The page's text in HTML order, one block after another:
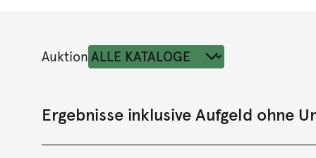
Auktion
Ergebnisse inklusive Aufgeld ohne